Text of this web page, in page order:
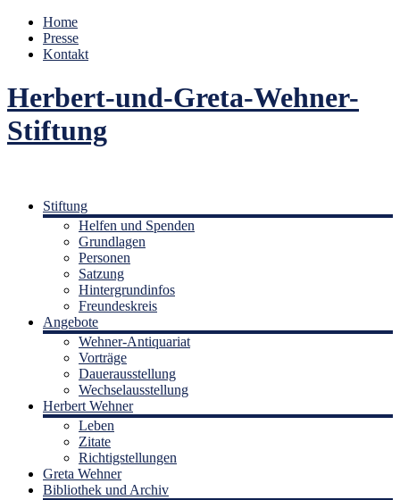
Home
Presse
Kontakt
Herbert-und-Greta-Wehner-
Stiftung
Stiftung
Helfen und Spenden
Grundlagen
Personen
Satzung
Hintergrundinfos
Freundeskreis
Angebote
Wehner-Antiquariat
Vorträge
Dauerausstellung
Wechselausstellung
Herbert Wehner
Leben
Zitate
Richtigstellungen
Greta Wehner
Bibliothek und Archiv